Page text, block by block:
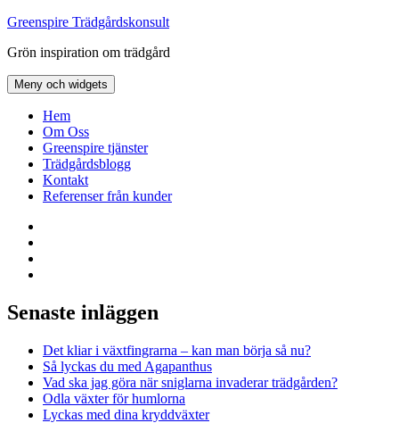
Hoppa
innehåll
Greenspire Trädgårdskonsult
Grön inspiration om trädgård
Meny och widgets
Hem
Om Oss
Greenspire tjänster
Trädgårdsblogg
Kontakt
Referenser från kunder
Senaste inläggen
Det kliar i växtfingrarna – kan man börja så nu?
Så lyckas du med Agapanthus
Vad ska jag göra när sniglarna invaderar trädgården?
Odla växter för humlorna
Lyckas med dina kryddväxter